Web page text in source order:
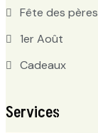
Fête des pères
1er Août
Cadeaux
Services